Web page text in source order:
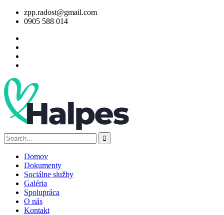
zpp.radost@gmail.com
0905 588 014
Domov
Dokumenty
Sociálne služby
Galéria
Spolupráca
O nás
Kontakt